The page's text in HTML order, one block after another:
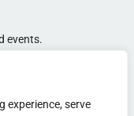
experience, serve
events.